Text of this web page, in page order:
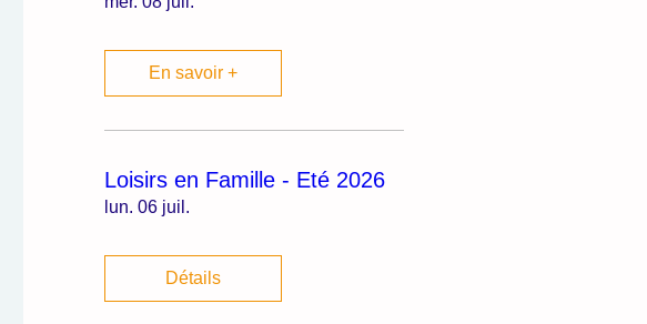
En savoir +
Loisirs en Famille - Eté 2026
lun. 06 juil.
Détails